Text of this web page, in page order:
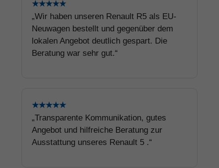
★★★★★
„Wir haben unseren Renault R5 als EU-
Neuwagen bestellt und gegenüber dem
lokalen Angebot deutlich gespart. Die
Beratung war sehr gut.“
★★★★★
„Transparente Kommunikation, gutes
Angebot und hilfreiche Beratung zur
Ausstattung unseres Renault 5 .“